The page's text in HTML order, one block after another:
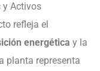
y Activos
refleja el
energética y la
planta representa